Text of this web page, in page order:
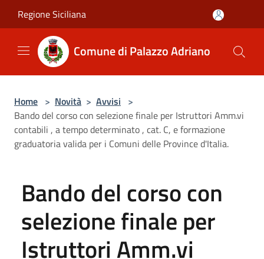
Regione Siciliana
Comune di Palazzo Adriano
Home > Novità > Avvisi >
Bando del corso con selezione finale per Istruttori Amm.vi
contabili , a tempo determinato , cat. C, e formazione
graduatoria valida per i Comuni delle Province d'Italia.
Bando del corso con
selezione finale per
Istruttori Amm.vi